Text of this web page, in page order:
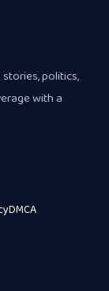
politics,
with a
DMCA